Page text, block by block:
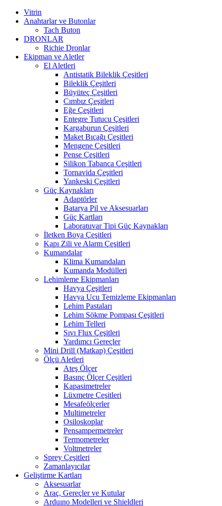
Vitrin
Anahtarlar ve Butonlar
Tach Buton
DRONLAR
Richie Dronlar
Ekipman ve Aletler
El Aletleri
Antistatik Bileklik Çeşitleri
Bileklik Çeşitleri
Büyüteç Çeşitleri
Cımbız Çeşitleri
Eğe Çeşitleri
Entegre Tutucu Çeşitleri
Kargaburun Çeşitleri
Maket Bıçağı Çeşitleri
Mengene Çeşitleri
Pense Çeşitleri
Silikon Tabanca Çeşitleri
Tornavida Çeşitleri
Yankeski Çeşitleri
Güç Kaynakları
Adaptörler
Batarya Pil ve Aksesuarları
Güç Kartları
Laboratuvar Tipi Güç Kaynakları
İletken Boya Çeşitleri
Kapı Zili ve Alarm Çeşitleri
Kumandalar
Klima Kumandaları
Kumanda Modülleri
Lehimleme Ekipmanları
Havya Çeşitleri
Havya Ucu Temizleme Ekipmanları
Lehim Pastaları
Lehim Sökme Pompası Çeşitleri
Lehim Telleri
Sıvı Flux Çeşitleri
Yardımcı Gereçler
Mini Drill (Matkap) Çeşitleri
Ölçü Aletleri
Ateş Ölçer
Basınç Ölçer Çeşitleri
Kapasimetreler
Lüxmetre Çeşitleri
Mesafeölçerler
Multimetreler
Osiloskoplar
Pensampermetreler
Termometreler
Voltmetreler
Sprey Çeşitleri
Zamanlayıcılar
Geliştirme Kartları
Aksesuarlar
Araç, Gereçler ve Kutular
Arduıno Modelleri ve Shieldleri